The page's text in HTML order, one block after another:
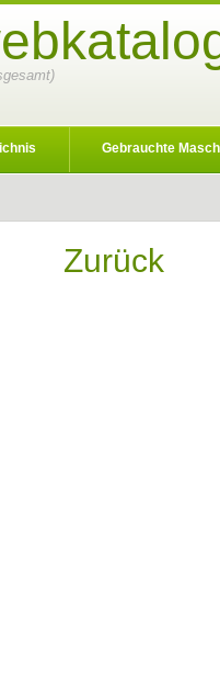
Gebrauchte
Zurück